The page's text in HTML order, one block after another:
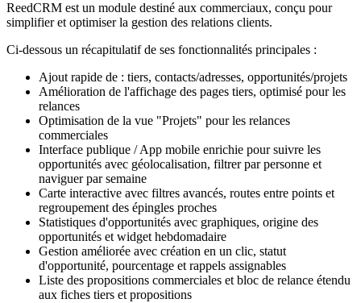
ReedCRM est un module destiné aux commerciaux, conçu pour
simplifier et optimiser la gestion des relations clients.
Ci-dessous un récapitulatif de ses fonctionnalités principales :
Ajout rapide de : tiers, contacts/adresses, opportunités/projets
Amélioration de l'affichage des pages tiers, optimisé pour les
relances
Optimisation de la vue "Projets" pour les relances
commerciales
Interface publique / App mobile enrichie pour suivre les
opportunités avec géolocalisation, filtrer par personne et
naviguer par semaine
Carte interactive avec filtres avancés, routes entre points et
regroupement des épingles proches
Statistiques d'opportunités avec graphiques, origine des
opportunités et widget hebdomadaire
Gestion améliorée avec création en un clic, statut
d'opportunité, pourcentage et rappels assignables
Liste des propositions commerciales et bloc de relance étendu
aux fiches tiers et propositions